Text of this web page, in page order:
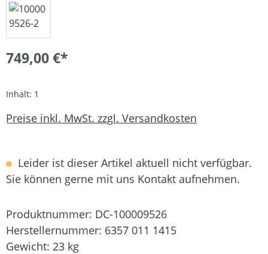
749,00 €*
Inhalt: 1
Preise inkl. MwSt. zzgl. Versandkosten
Leider ist dieser Artikel aktuell nicht verfügbar.
Sie können gerne mit uns Kontakt aufnehmen.
Produktnummer: DC-100009526
Herstellernummer: 6357 011 1415
Gewicht: 23 kg